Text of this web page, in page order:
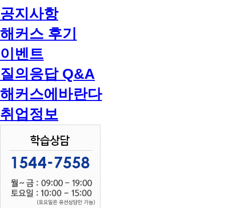
공지사항
해커스 후기
이벤트
질의응답 Q&A
해커스에바란다
취업정보